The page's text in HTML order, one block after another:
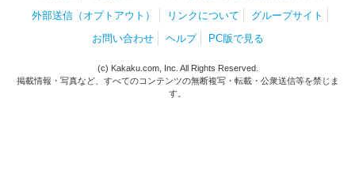
外部送信（オプトアウト）
リンクについて
グループサイト
お問い合わせ
ヘルプ PC版で見る
(c) Kakaku.com, Inc. All Rights Reserved.
掲載情報・写真など、すべてのコンテンツの無断複写・転載・公衆送信等を禁じま
す。